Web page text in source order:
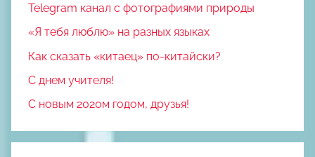
Telegram канал с фотографиями природы
«Я тебя люблю» на разных языках
Как сказать «китаец» по-китайски?
С днем учителя!
С новым 2020м годом, друзья!